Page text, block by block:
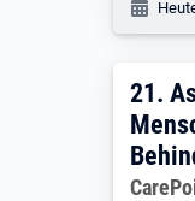
21.
21.